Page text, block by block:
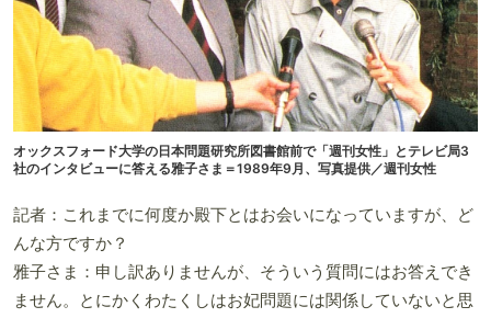
オックスフォード大学の日本問題研究所図書館前で「週刊女性」とテレビ局3
社のインタビューに答える雅子さま＝1989年9月、写真提供／週刊女性
記者：これまでに何度か殿下とはお会いになっていますが、ど
んな方ですか？
雅子さま：申し訳ありませんが、そういう質問にはお答えでき
ません。とにかくわたくしはお妃問題には関係していないと思